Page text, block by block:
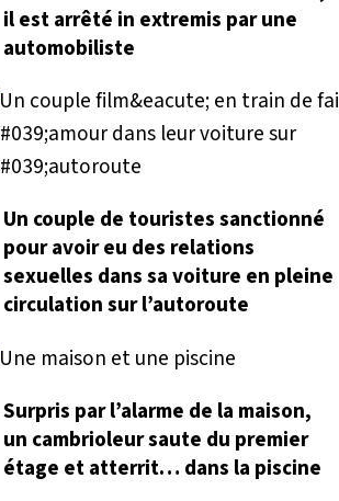
il est arrêté in extremis par une
automobiliste
Un couple de touristes sanctionné
pour avoir eu des relations
sexuelles dans sa voiture en pleine
circulation sur l’autoroute
Surpris par l’alarme de la maison,
un cambrioleur saute du premier
étage et atterrit… dans la piscine